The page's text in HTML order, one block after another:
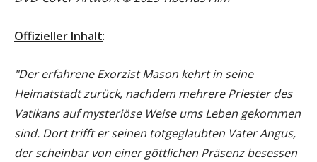
Offizieller Inhalt:
"Der erfahrene Exorzist Mason kehrt in seine
Heimatstadt zurück, nachdem mehrere Priester des
Vatikans auf mysteriöse Weise ums Leben gekommen
sind. Dort trifft er seinen totgeglaubten Vater Angus,
der scheinbar von einer göttlichen Präsenz besessen